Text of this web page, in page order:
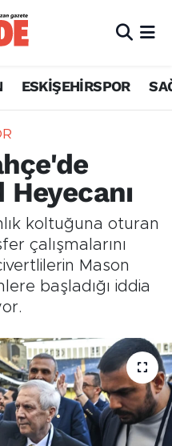
ESKİŞEHİRSPOR
koltuğuna oturan
çalışmalarını
Mason
başladığı iddia